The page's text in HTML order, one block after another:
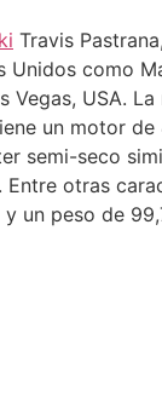
Travis
Unidos como
Vegas, USA.
un motor
semi-seco
Entre otras
un peso de